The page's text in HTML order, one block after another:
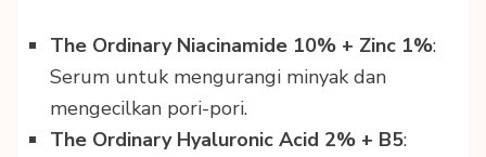
The Ordinary Niacinamide 10% + Zinc 1%:
Serum untuk mengurangi minyak dan
mengecilkan pori-pori.
The Ordinary Hyaluronic Acid 2% + B5: